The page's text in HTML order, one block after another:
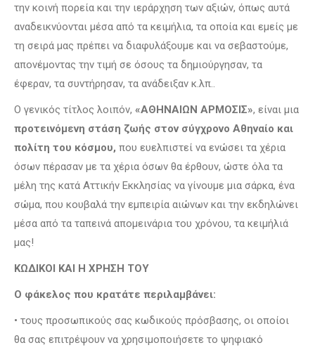
την κοινή πορεία και την ιεράρχηση των αξιών, όπως αυτά
αναδεικνύονται μέσα από τα κειμήλια, τα οποία και εμείς με
τη σειρά μας πρέπει να διαφυλάξουμε και να σεβαστούμε,
απονέμοντας την τιμή σε όσους τα δημιούργησαν, τα
έφεραν, τα συντήρησαν, τα ανάδειξαν κ.λπ..
Ο γενικός τίτλος λοιπόν, «ΑΘΗΝΑΙΩΝ ΑΡΜΟΣΙΣ», είναι μια
προτεινόμενη στάση ζωής στον σύγχρονο Αθηναίο και
πολίτη του κόσμου, που ευελπιστεί να ενώσει τα χέρια
όσων πέρασαν με τα χέρια όσων θα έρθουν, ώστε όλα τα
μέλη της κατά Αττικήν Εκκλησίας να γίνουμε μια σάρκα, ένα
σώμα, που κουβαλά την εμπειρία αιώνων και την εκδηλώνει
μέσα από τα ταπεινά απομεινάρια του χρόνου, τα κειμήλιά
μας!
ΚΩΔΙΚΟΙ ΚΑΙ Η ΧΡΗΣΗ ΤΟΥ
Ο φάκελος που κρατάτε περιλαμβάνει:
• τους προσωπικούς σας κωδικούς πρόσβασης, οι οποίοι
θα σας επιτρέψουν να χρησιμοποιήσετε το ψηφιακό